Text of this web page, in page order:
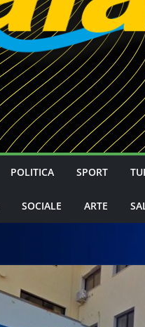
POLITICA SPORT
SOCIALE ARTE